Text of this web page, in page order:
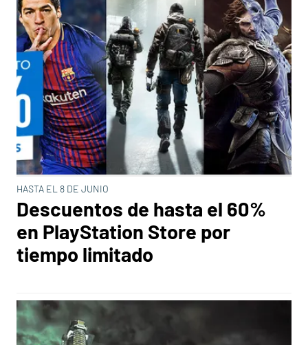
HASTA EL 8 DE JUNIO
Descuentos de hasta el 60%
en PlayStation Store por
tiempo limitado